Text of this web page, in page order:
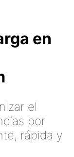
en
el
por
rápida y